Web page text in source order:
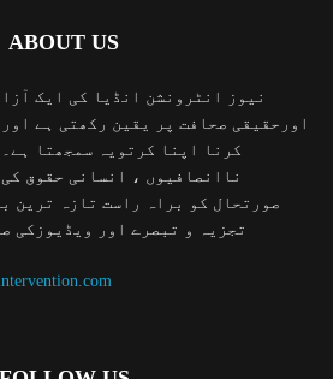
ABOUT US
نیوز انٹرونشن انڈیا کی ایک
اورحقیقی صحافت پر یقین رکھتی ہے
کرنا اپنا کرتویہ سمجھتا
ناانصافیوں ، انسانی حقوق
صورتحال کو براہ راست تازہ ترین
تجزیہ و تبصرے اور ویڈیوزکی